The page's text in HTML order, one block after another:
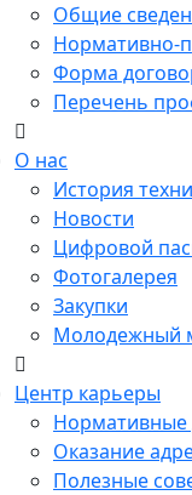
Общие
Нормативно-
Форма
Перечень
О нас
История
Новости
Цифровой
Фотогалерея
Закупки
Молодежный
Центр карьеры
Нормативные
Оказание
Полезные